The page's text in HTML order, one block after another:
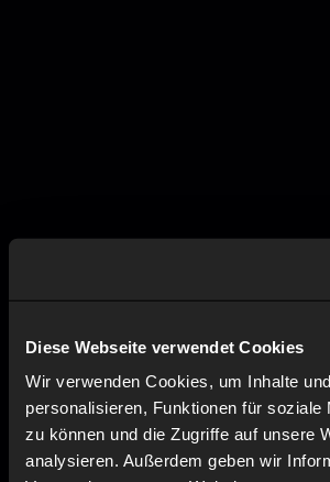
Diese Webseite verwendet Cookies
Wir verwenden Cookies, um Inhalte
personalisieren, Funktionen für soziale
zu können und die Zugriffe auf unsere
analysieren. Außerdem geben wir